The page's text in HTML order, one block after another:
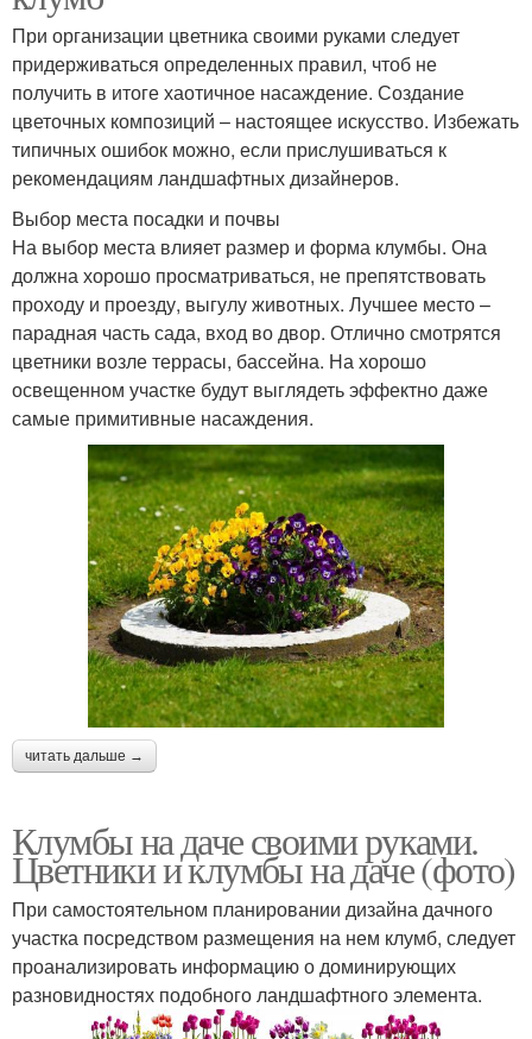
При организации цветника своими руками следует
придерживаться определенных правил, чтоб не
получить в итоге хаотичное насаждение. Создание
цветочных композиций – настоящее искусство. Избежать
типичных ошибок можно, если прислушиваться к
рекомендациям ландшафтных дизайнеров.
Выбор места посадки и почвы
На выбор места влияет размер и форма клумбы. Она
должна хорошо просматриваться, не препятствовать
проходу и проезду, выгулу животных. Лучшее место –
парадная часть сада, вход во двор. Отлично смотрятся
цветники возле террасы, бассейна. На хорошо
освещенном участке будут выглядеть эффектно даже
самые примитивные насаждения.
читать дальше →
Клумбы на даче своими руками.
Цветники и клумбы на даче (фото)
При самостоятельном планировании дизайна дачного
участка посредством размещения на нем клумб, следует
проанализировать информацию о доминирующих
разновидностях подобного ландшафтного элемента.